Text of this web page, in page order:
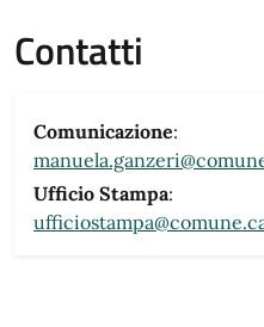
Contatti
Comunicazione:
Ufficio Stampa: